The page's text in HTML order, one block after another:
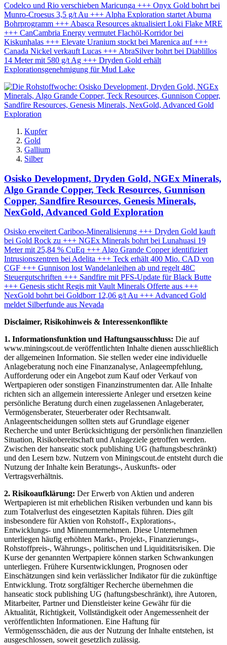
Codelco und Rio verschieben Maricunga +++ Onyx Gold bohrt bei
Munro-Croesus 3,5 g/t Au +++ Alpha Exploration startet Aburna
Bohrprogramm +++ Abasca Resources aktualisiert Loki Flake MRE
+++ CanCambria Energy vermutet Flachöl-Korridor bei
Kiskunhalas +++ Elevate Uranium stockt bei Marenica auf +++
Canada Nickel verkauft Lucas +++ AbraSilver bohrt bei Diablillos
14 Meter mit 580 g/t Ag +++ Dryden Gold erhält
Explorationsgenehmigung für Mud Lake
Kupfer
Gold
Gallium
Silber
Osisko Development, Dryden Gold, NGEx Minerals,
Algo Grande Copper, Teck Resources, Gunnison
Copper, Sandfire Resources, Genesis Minerals,
NexGold, Advanced Gold Exploration
Osisko erweitert Cariboo-Mineralisierung +++ Dryden Gold kauft
bei Gold Rock zu +++ NGEx Minerals bohrt bei Lunahuasi 19
Meter mit 25,84 % CuEq +++ Algo Grande Copper identifiziert
Intrusionszentren bei Adelita +++ Teck erhält 400 Mio. CAD von
CGF +++ Gunnison lost Wandelanleihen ab und regelt 48C
Steuergutschriften +++ Sandfire mit PFS-Update für Black Butte
+++ Genesis sticht Regis mit Vault Minerals Offerte aus +++
NexGold bohrt bei Goldborr 12,06 g/t Au +++ Advanced Gold
meldet Silberfunde aus Nevada
Disclaimer, Risikohinweis & Interessenkonflikte
1. Informationsfunktion und Haftungsausschluss: Die auf
www.miningscout.de veröffentlichten Inhalte dienen ausschließlich
der allgemeinen Information. Sie stellen weder eine individuelle
Anlageberatung noch eine Finanzanalyse, Anlageempfehlung,
Aufforderung oder ein Angebot zum Kauf oder Verkauf von
Wertpapieren oder sonstigen Finanzinstrumenten dar. Alle Inhalte
richten sich an allgemein interessierte Anleger und ersetzen keine
persönliche Beratung durch einen zugelassenen Anlageberater,
Vermögensberater, Steuerberater oder Rechtsanwalt.
Anlageentscheidungen sollten stets auf Grundlage eigener
Recherche und unter Berücksichtigung der persönlichen finanziellen
Situation, Risikobereitschaft und Anlageziele getroffen werden.
Zwischen der hanseatic stock publishing UG (haftungsbeschränkt)
und den Lesern bzw. Nutzern von Miningscout.de entsteht durch die
Nutzung der Inhalte kein Beratungs-, Auskunfts- oder
Vertragsverhältnis.
2. Risikoaufklärung: Der Erwerb von Aktien und anderen
Wertpapieren ist mit erheblichen Risiken verbunden und kann bis
zum Totalverlust des eingesetzten Kapitals führen. Dies gilt
insbesondere für Aktien von Rohstoff-, Explorations-,
Entwicklungs- und Minenunternehmen. Diese Unternehmen
unterliegen häufig erhöhten Markt-, Projekt-, Finanzierungs-,
Rohstoffpreis-, Währungs-, politischen und Liquiditätsrisiken. Die
Kurse der genannten Wertpapiere können starken Schwankungen
unterliegen. Frühere Kursentwicklungen, Prognosen oder
Einschätzungen sind kein verlässlicher Indikator für die zukünftige
Entwicklung. Trotz sorgfältiger Recherche übernehmen die
hanseatic stock publishing UG (haftungsbeschränkt), ihre Autoren,
Mitarbeiter, Partner und Dienstleister keine Gewähr für die
Aktualität, Richtigkeit, Vollständigkeit oder Angemessenheit der
veröffentlichten Informationen. Eine Haftung für
Vermögensschäden, die aus der Nutzung der Inhalte entstehen, ist
ausgeschlossen, soweit gesetzlich zulässig.